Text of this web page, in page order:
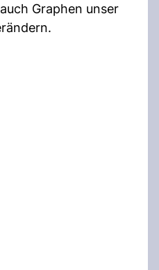
Graphen unser